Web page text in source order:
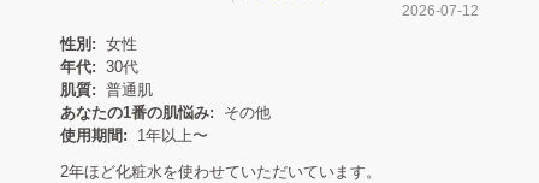
2026-07-12
性別: 女性
年代: 30代
肌質: 普通肌
あなたの1番の肌悩み:
その他
使用期間:
1年以上〜
2年ほど化粧水を使わせていただいています。